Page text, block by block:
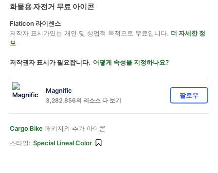
화물용 자전거 무료 아이콘
Flaticon 라이센스
저작자 표시가있는 개인 및 상업적 목적으로 무료입니다. 더 자세한 정
보
저작권자 표시가 필요합니다. 어떻게 속성을 지정하나요?
Magnific
3,282,856의 리소스 다 보기
팔로우
Cargo Bike 패키지의 추가 아이콘
스타일: Special Lineal Color